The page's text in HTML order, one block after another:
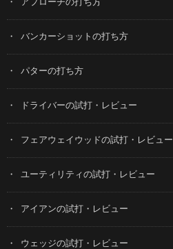
アプローチの打ち方
バンカーショットの打ち方
パターの打ち方
ドライバーの試打・レビュー
フェアウェイウッドの試打・レビュー
ユーティリティの試打・レビュー
アイアンの試打・レビュー
ウェッジの試打・レビュー